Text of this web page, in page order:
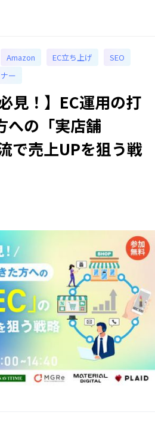
Amazon EC立ち上げ
SEO
ー
見！】EC運用の打
への「実店舗
で売上UPを狙う戦